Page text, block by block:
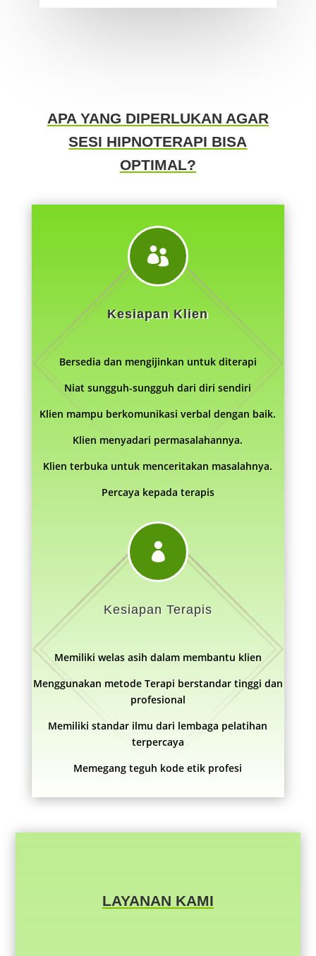
APA YANG DIPERLUKAN AGAR
SESI HIPNOTERAPI BISA
OPTIMAL?

Kesiapan Klien
Bersedia dan mengijinkan untuk diterapi
Niat sungguh-sungguh dari diri sendiri
Klien mampu berkomunikasi verbal dengan baik.
Klien menyadari permasalahannya.
Klien terbuka untuk menceritakan masalahnya.
Percaya kepada terapis

Kesiapan Terapis
Memiliki welas asih dalam membantu klien
Menggunakan metode Terapi berstandar tinggi dan
profesional
Memiliki standar ilmu dari lembaga pelatihan
terpercaya
Memegang teguh kode etik profesi
LAYANAN KAMI